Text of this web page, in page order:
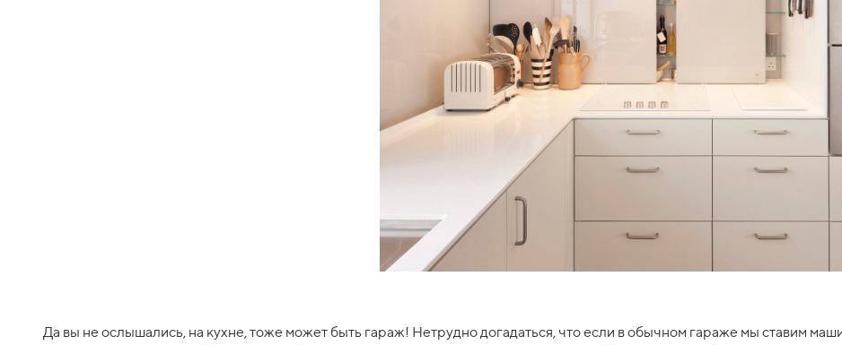
Да вы не ослышались, на кухне, тоже может быть гараж! Нетрудно догадаться, что если в обычном гараже мы ставим